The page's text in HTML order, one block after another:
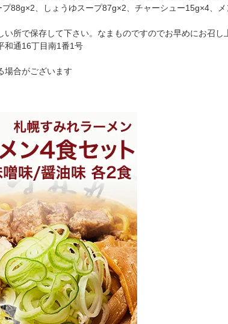
88g×2、しょうゆスープ87g×2、チャーシュー15g×4、
所で保存して下さい。なまものですのでお早めにお召し
通16丁目南1番1号
場合がございます